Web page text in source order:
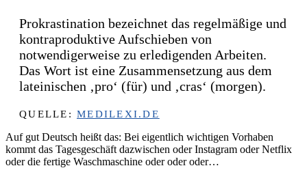
Prokrastination bezeichnet das regelmäßige und
kontraproduktive Aufschieben von
notwendigerweise zu erledigenden Arbeiten.
Das Wort ist eine Zusammensetzung aus dem
lateinischen ‚pro‘ (für) und ‚cras‘ (morgen).
QUELLE: MEDILEXI.DE
Auf gut Deutsch heißt das: Bei eigentlich wichtigen Vorhaben
kommt das Tagesgeschäft dazwischen oder Instagram oder Netflix
oder die fertige Waschmaschine oder oder oder…